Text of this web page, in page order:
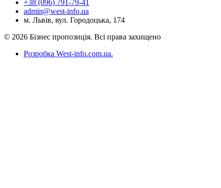
+38 (096) 791-79-41
admin@west-info.ua
м. Львів, вул. Городоцька, 174
© 2026 Бізнес пропозиція. Всі права захищено
Розробка West-info.com.ua.